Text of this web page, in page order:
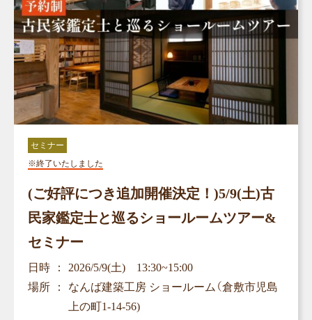
セミナー
※終了いたしました
(ご好評につき追加開催決定！)5/9(土)古
民家鑑定士と巡るショールームツアー&
セミナー
日時
2026/5/9(土) 13:30~15:00
場所
なんば建築工房 ショールーム（倉敷市児島
上の町1-14-56)